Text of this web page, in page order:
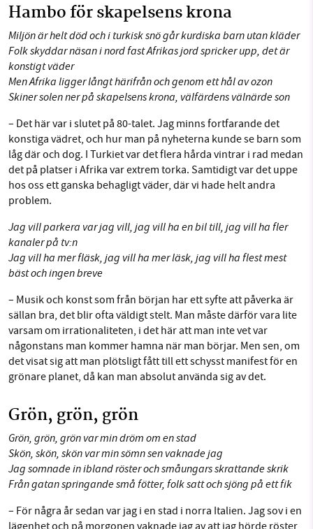
Hambo för skapelsens krona
Miljön är helt död och i turkisk snö går kurdiska barn utan kläder
Folk skyddar näsan i nord fast Afrikas jord spricker upp, det är
konstigt väder
Men Afrika ligger långt härifrån och genom ett hål av ozon
Skiner solen ner på skapelsens krona, välfärdens välnärde son
– Det här var i slutet på 80-talet. Jag minns fortfarande det
konstiga vädret, och hur man på nyheterna kunde se barn som
låg där och dog. I Turkiet var det flera hårda vintrar i rad medan
det på platser i Afrika var extrem torka. Samtidigt var det uppe
hos oss ett ganska behagligt väder, där vi hade helt andra
problem.
Jag vill parkera var jag vill, jag vill ha en bil till, jag vill ha fler
kanaler på tv:n
Jag vill ha mer fläsk, jag vill ha mer läsk, jag vill ha flest mest
bäst och ingen breve
– Musik och konst som från början har ett syfte att påverka är
sällan bra, det blir ofta väldigt stelt. Man måste därför vara lite
varsam om irrationaliteten, i det här att man inte vet var
någonstans man kommer hamna när man börjar. Men sen, om
det visat sig att man plötsligt fått till ett schysst manifest för en
grönare planet, då kan man absolut använda sig av det.
Grön, grön, grön
Grön, grön, grön var min dröm om en stad
Skön, skön, skön var min sömn sen vaknade jag
Jag somnade in ibland röster och småungars skrattande skrik
Från gatan springande små fötter, folk satt och sjöng på ett fik
– För några år sedan var jag i en stad i norra Italien. Jag sov i en